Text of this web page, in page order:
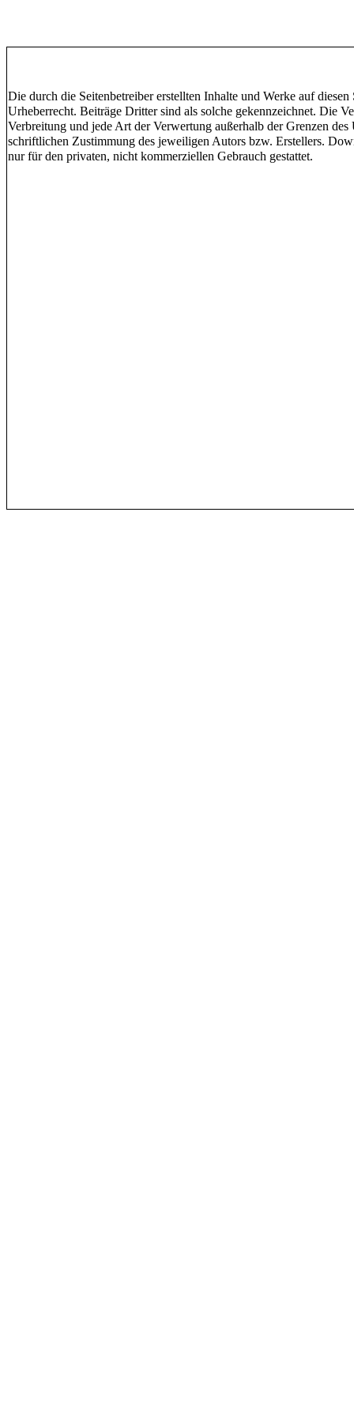
Die durch die Seitenbetreiber erstellten Inhalte und Werke auf diesen
Urheberrecht. Beiträge Dritter sind als solche gekennzeichnet. Die
Verbreitung und jede Art der Verwertung außerhalb der Grenzen des
schriftlichen Zustimmung des jeweiligen Autors bzw. Erstellers.
nur für den privaten, nicht kommerziellen Gebrauch gestattet.